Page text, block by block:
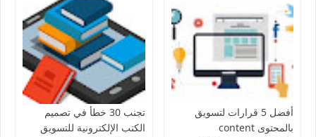
أفضل 5 قرارات لتسويق
بالمحتوى content
تجنب 30 خطأ في تصميم
الكتب الإلكترونية للتسويق